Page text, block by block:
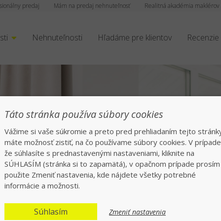
Realitná akadémia maklérov
Mám na predaj nehnuteľnosť
predaj
Nehnuteľnosti Hľadáme pre klientov Recenzie
Nechajte všetko na nás, rýchlo a bezpečne
Táto stránka používa súbory cookies
Vážime si vaše súkromie a preto pred prehliadaním tejto
máte možnosť zistiť, na čo používame súbory cookies. V
že súhlasíte s prednastavenými nastaveniami, kliknite na
SÚHLASÍM (stránka si to zapamätá), v opačnom prípade prosím
použite Zmeniť nastavenia, kde nájdete všetky potrebné
informácie a možnosti.
Súhlasím Zmeniť nastavenia